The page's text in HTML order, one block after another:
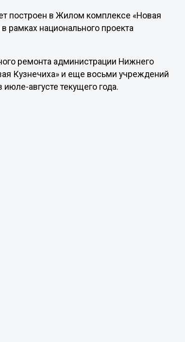
построен в Жилом комплексе «Новая
рамках национального проекта
ремонта администрации Нижнего
Кузнечиха» и еще восьми учреждений
августе текущего года.